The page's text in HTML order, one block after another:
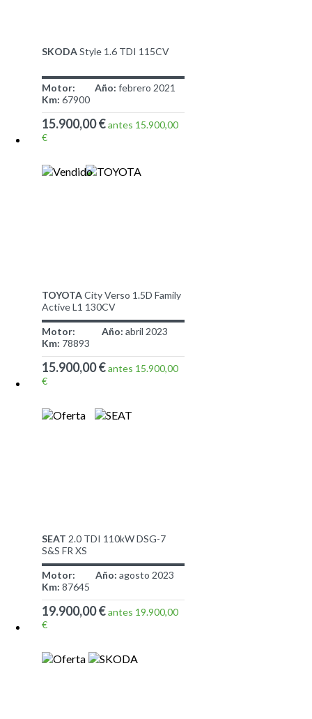
SKODAStyle 1.6 TDI 115CV
Motor: Año: febrero 2021
Km: 67900
15.900,00 €antes 15.900,00
€
TOYOTACity Verso 1.5D Family
Active L1 130CV
Motor: Año: abril 2023
Km: 78893
15.900,00 €antes 15.900,00
€
SEAT 2.0 TDI 110kW DSG-7
S&S FR XS
Motor: Año: agosto 2023
Km: 87645
19.900,00 €antes 19.900,00
€